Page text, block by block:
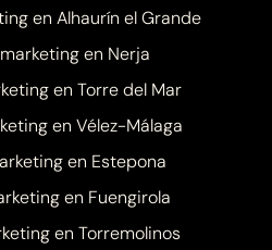
en Alhaurín el Grande
en Nerja
en Torre del Mar
en Vélez-Málaga
en Estepona
en Fuengirola
en Torremolinos